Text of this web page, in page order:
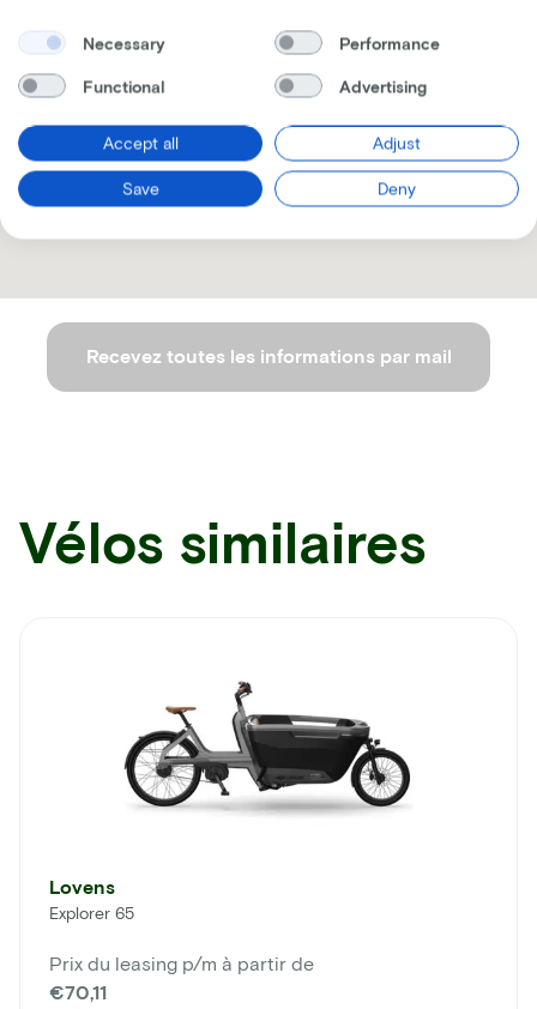
Recevez toutes les informations par mail
Vélos similaires
Lovens
Explorer 65
Prix du leasing p/m à partir de
€70,11
Necessary Performance
Functional Advertising
Accept all Adjust
Save Deny